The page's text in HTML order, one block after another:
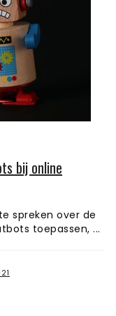
bij online
spreken over de
toepassen, ...